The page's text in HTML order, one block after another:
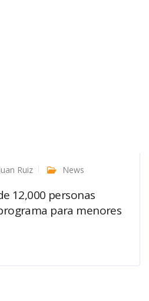
Juan Ruiz News
12,000 personas
para menores